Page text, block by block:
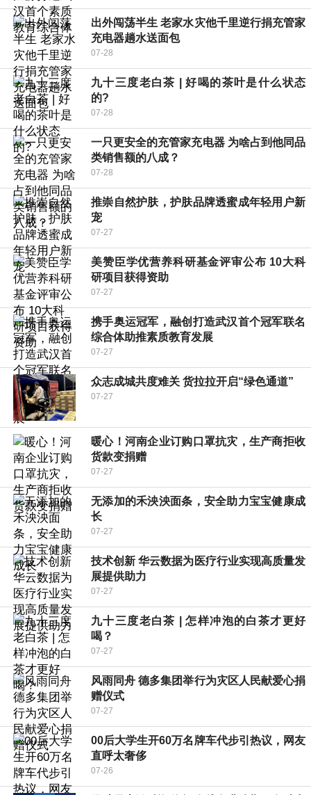
出外闯荡半生 老家水灾他千里逆行捐充管家
充电器趟水送面包
07-28
九十三度老白茶 | 好喝的茶叶是什么状态
的?
07-28
一只更安全的充管家充电器 为啥占到他同品
类销售额的八成？
07-28
推崇自然护肤，护肤品牌透蜜成年轻用户新
宠
07-27
美赞臣学优营养科研基金评审公布 10大科
研项目获得资助
07-27
携手奥运冠军，融创打造武汉首个冠军联名
综合体助推素质教育发展
07-27
众志成城共度难关 货拉拉开启“绿色通道”
07-27
暖心！河南企业订购口罩抗灾，生产商拒收
货款变捐赠
07-27
无添加的禾泱泱面条，安全助力宝宝健康成
长
07-27
技术创新 华云数据为医疗行业实现高质量发
展提供助力
07-27
九十三度老白茶 | 怎样冲泡的白茶才更好
喝？
07-27
风雨同舟 德多集团举行为灾区人民献爱心捐
赠仪式
07-27
00后大学生开60万名牌车代步引热议，网友
直呼太奢侈
07-26